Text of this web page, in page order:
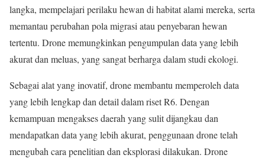
langka, mempelajari perilaku hewan di habitat alami mereka, serta
memantau perubahan pola migrasi atau penyebaran hewan
tertentu. Drone memungkinkan pengumpulan data yang lebih
akurat dan meluas, yang sangat berharga dalam studi ekologi.
Sebagai alat yang inovatif, drone membantu memperoleh data
yang lebih lengkap dan detail dalam riset R6. Dengan
kemampuan mengakses daerah yang sulit dijangkau dan
mendapatkan data yang lebih akurat, penggunaan drone telah
mengubah cara penelitian dan eksplorasi dilakukan. Drone